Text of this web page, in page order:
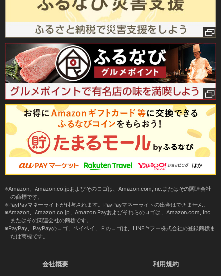
Amazon、Amazon.co.jpおよびそのロゴは、Amazon.com,Inc.またはその関連会社
の商標です。
PayPayマネーライトが付与されます。PayPayマネーライトの出金はできません。
Amazon、Amazon.co.jp、Amazon Payおよびそれらのロゴは、Amazon.com, Inc.
またはその関連会社の商標です。
PayPay、PayPayのロゴ、ペイペイ、Ｐのロゴは、LINEヤフー株式会社の登録商標ま
たは商標です。
会社概要 利用規約